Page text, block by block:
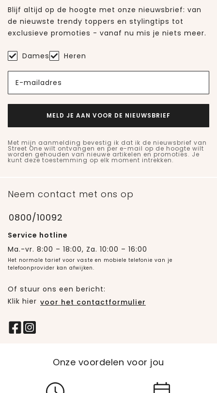
Blijf altijd op de hoogte met onze nieuwsbrief: van
de nieuwste trendy toppers en stylingtips tot
exclusieve promoties - vanaf nu mis je niets meer.
Dames Heren
E-mailadres
MELD JE AAN VOOR DE NIEUWSBRIEF
Met mijn aanmelding bevestig ik dat ik de nieuwsbrief van
Street One wilt ontvangen en per e-mail op de hoogte wilt
worden gehouden van nieuwe artikelen en promoties. Je
kunt deze toestemming op elk moment intrekken.
Neem contact met ons op
0800/10092
Service hotline
Ma.-vr. 8:00 – 18:00, Za. 10:00 – 16:00
Het normale tarief voor vaste en mobiele telefonie van je
telefoonprovider kan afwijken.
Of stuur ons een bericht:
Klik hier voor het contactformulier
Onze voordelen voor jou